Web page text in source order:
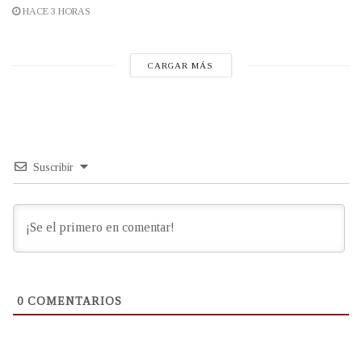
HACE 3 HORAS
CARGAR MÁS
Suscribir
0 COMENTARIOS